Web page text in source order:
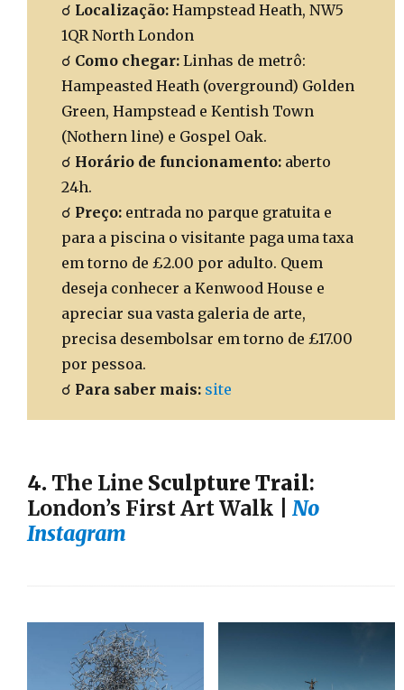
☌ Localização: Hampstead Heath, NW5
1QR North London
☌ Como chegar: Linhas de metrô:
Hampeasted Heath (overground) Golden
Green, Hampstead e Kentish Town
(Nothern line) e Gospel Oak.
☌ Horário de funcionamento: aberto
24h.
☌ Preço: entrada no parque gratuita e
para a piscina o visitante paga uma taxa
em torno de £2.00 por adulto. Quem
deseja conhecer a Kenwood House e
apreciar sua vasta galeria de arte,
precisa desembolsar em torno de £17.00
por pessoa.
☌ Para saber mais: site
4. The Line Sculpture Trail:
London’s First Art Walk
No
Instagram